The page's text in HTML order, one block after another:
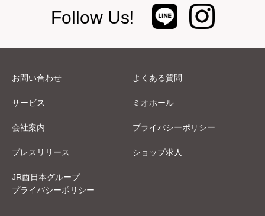
Follow Us!
お問い合わせ よくある質問
サービス ミオホール
会社案内 プライバシーポリシー
プレスリリース ショップ求人
JR西日本グループ
プライバシーポリシー